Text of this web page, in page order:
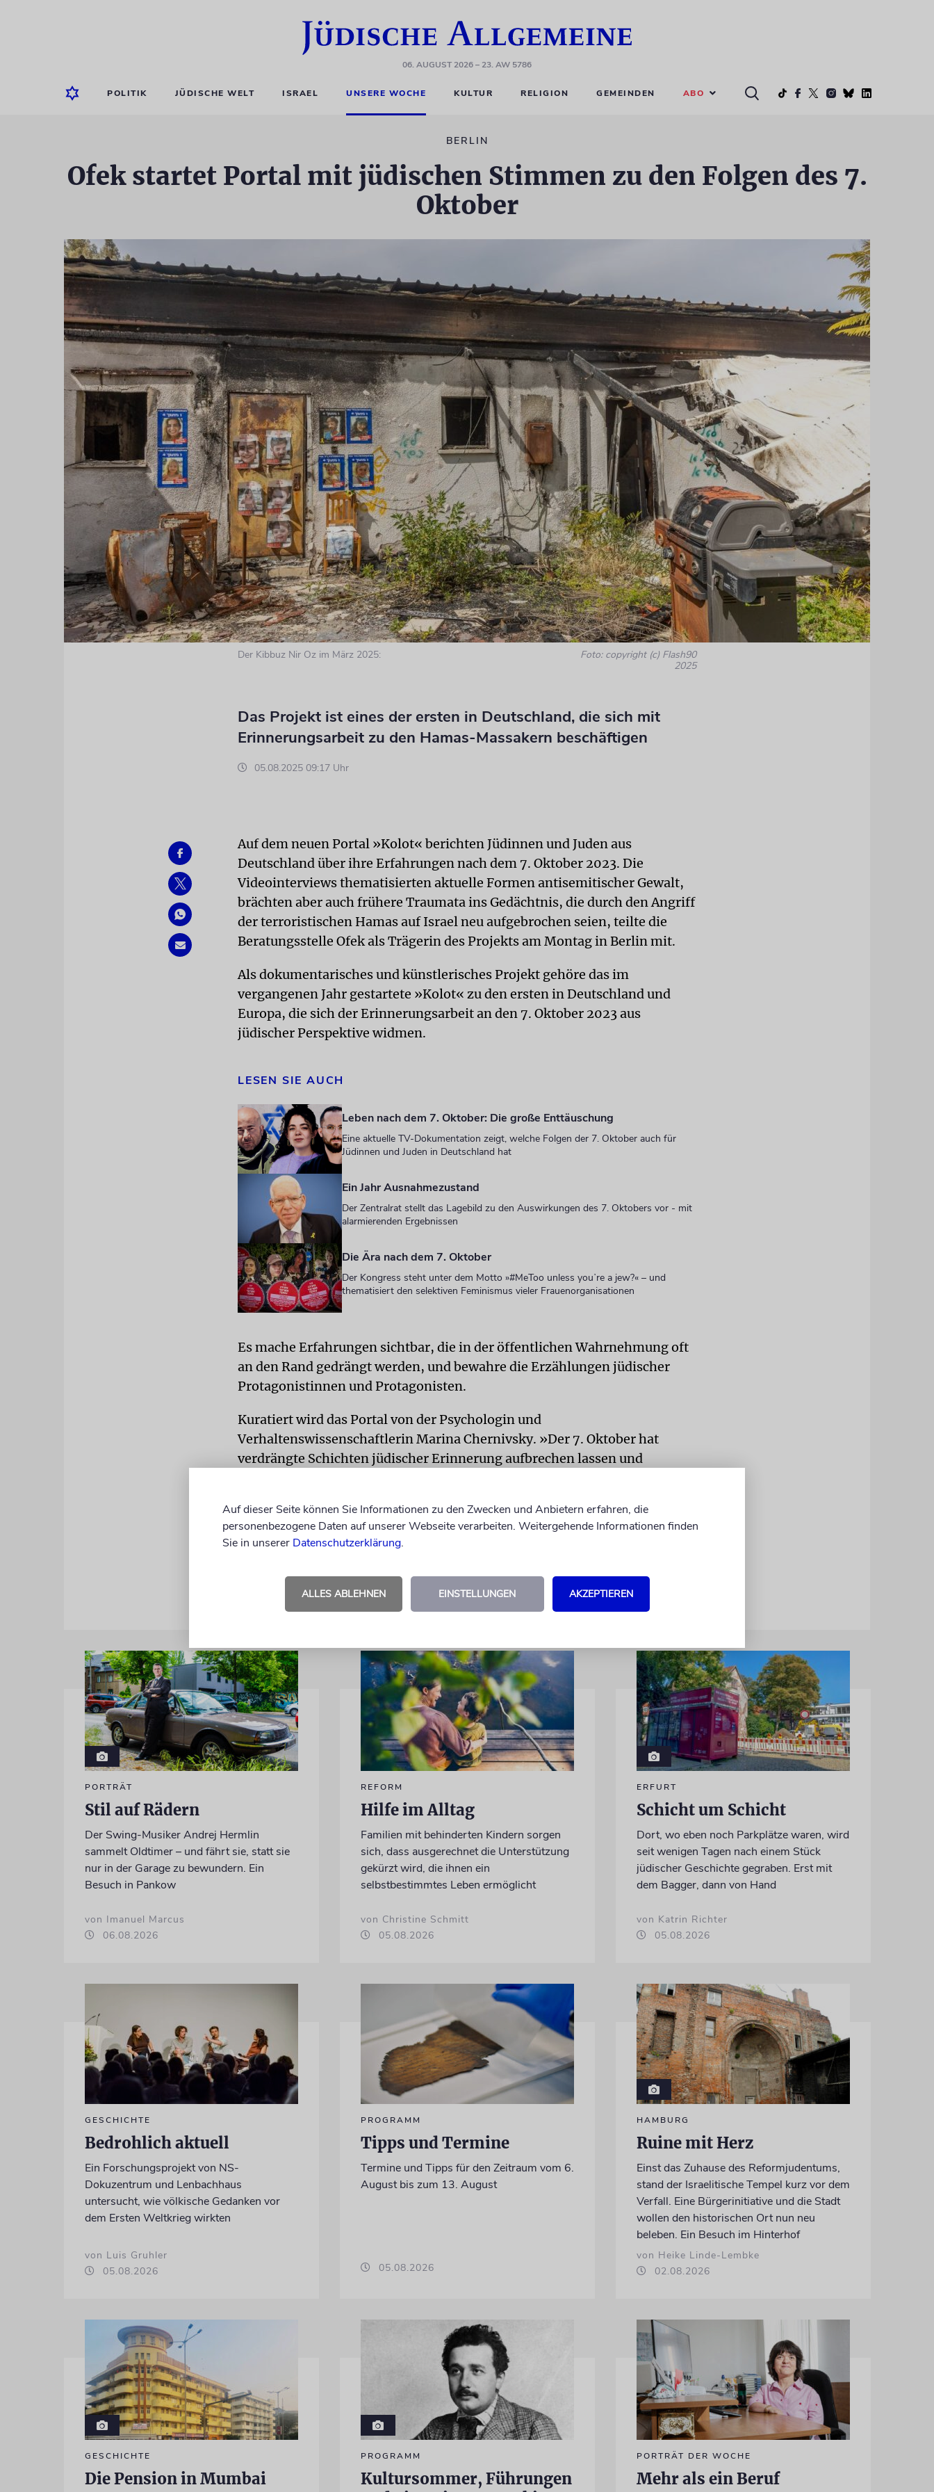
06. AUGUST 2026– 23. AW 5786
POLITIK JÜDISCHE WELT ISRAEL UNSERE WOCHE KULTUR RELIGION GEMEINDEN ABO
BERLIN
Ofek startet Portal mit jüdischen Stimmen zu den Folgen des 7.
Oktober
Der Kibbuz Nir Oz im März 2025:
Foto: copyright (c) Flash90
2025
Das Projekt ist eines der ersten in Deutschland, die sich mit
Erinnerungsarbeit zu den Hamas-Massakern beschäftigen
05.08.2025 09:17 Uhr
Auf dem neuen Portal »Kolot« berichten Jüdinnen und Juden aus
Deutschland über ihre Erfahrungen nach dem 7. Oktober 2023. Die
Videointerviews thematisierten aktuelle Formen antisemitischer Gewalt,
brächten aber auch frühere Traumata ins Gedächtnis, die durch den Angriff
der terroristischen Hamas auf Israel neu aufgebrochen seien, teilte die
Beratungsstelle Ofek als Trägerin des Projekts am Montag in Berlin mit.
Als dokumentarisches und künstlerisches Projekt gehöre das im
vergangenen Jahr gestartete »Kolot« zu den ersten in Deutschland und
Europa, die sich der Erinnerungsarbeit an den 7. Oktober 2023 aus
jüdischer Perspektive widmen.
LESEN SIE AUCH
Leben nach dem 7. Oktober: Die große Enttäuschung
Eine aktuelle TV-Dokumentation zeigt, welche Folgen der 7. Oktober auch für
Jüdinnen und Juden in Deutschland hat
Ein Jahr Ausnahmezustand
Der Zentralrat stellt das Lagebild zu den Auswirkungen des 7. Oktobers vor - mit
alarmierenden Ergebnissen
Die Ära nach dem 7. Oktober
Der Kongress steht unter dem Motto »#MeToo unless youʼre a jew?« – und
thematisiert den selektiven Feminismus vieler Frauenorganisationen
Es mache Erfahrungen sichtbar, die in der öffentlichen Wahrnehmung oft
an den Rand gedrängt werden, und bewahre die Erzählungen jüdischer
Protagonistinnen und Protagonisten.
Kuratiert wird das Portal von der Psychologin und
Verhaltenswissenschaftlerin Marina Chernivsky. »Der 7. Oktober hat
verdrängte Schichten jüdischer Erinnerung aufbrechen lassen und
der jüdischen Community.epd
»Kolot« isthiererreichbar.
PORTRÄT
Stil auf Rädern
Der Swing-Musiker Andrej Hermlin
sammelt Oldtimer – und fährt sie, statt sie
nur in der Garage zu bewundern. Ein
Besuch in Pankow
von Imanuel Marcus
06.08.2026
REFORM
Hilfe im Alltag
Familien mit behinderten Kindern sorgen
sich, dass ausgerechnet die Unterstützung
gekürzt wird, die ihnen ein
selbstbestimmtes Leben ermöglicht
von Christine Schmitt
05.08.2026
ERFURT
Schicht um Schicht
Dort, wo eben noch Parkplätze waren, wird
seit wenigen Tagen nach einem Stück
jüdischer Geschichte gegraben. Erst mit
dem Bagger, dann von Hand
von Katrin Richter
05.08.2026
GESCHICHTE
Bedrohlich aktuell
Ein Forschungsprojekt von NS-
Dokuzentrum und Lenbachhaus
untersucht, wie völkische Gedanken vor
dem Ersten Weltkrieg wirkten
von Luis Gruhler
05.08.2026
PROGRAMM
Tipps und Termine
Termine und Tipps für den Zeitraum vom 6.
August bis zum 13. August
05.08.2026
HAMBURG
Ruine mit Herz
Einst das Zuhause des Reformjudentums,
stand der Israelitische Tempel kurz vor dem
Verfall. Eine Bürgerinitiative und die Stadt
wollen den historischen Ort nun neu
beleben. Ein Besuch im Hinterhof
von Heike Linde-Lembke
02.08.2026
GESCHICHTE
Die Pension in Mumbai
PROGRAMM
Kultursommer, Führungen
PORTRÄT DER WOCHE
Mehr als ein Beruf
Auf dieser Seite können Sie Informationen zu den Zwecken und Anbietern erfahren, die
personenbezogene Daten auf unserer Webseite verarbeiten. Weitergehende Informationen finden
Sie in unserer Datenschutzerklärung.
ALLES ABLEHNEN EINSTELLUNGEN AKZEPTIEREN